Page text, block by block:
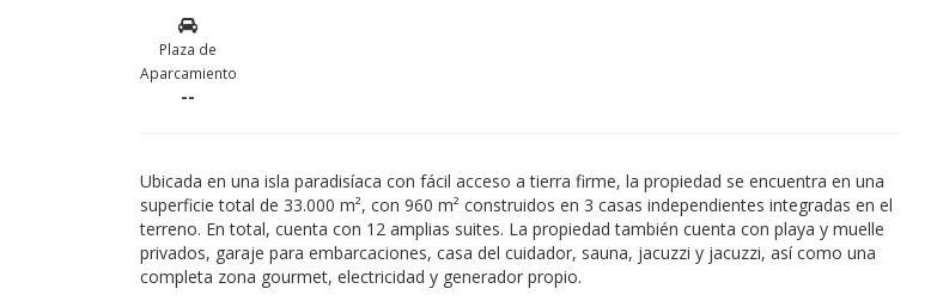
Plaza de
Aparcamiento
--
Ubicada en una isla paradisíaca con fácil acceso a tierra firme, la propiedad se encuentra en una
superficie total de 33.000 m², con 960 m² construidos en 3 casas independientes integradas en el
terreno. En total, cuenta con 12 amplias suites. La propiedad también cuenta con playa y muelle
privados, garaje para embarcaciones, casa del cuidador, sauna, jacuzzi y jacuzzi, así como una
completa zona gourmet, electricidad y generador propio.